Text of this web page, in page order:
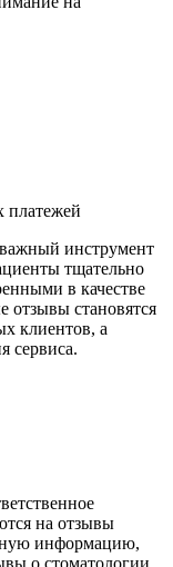
платежей
инструмент
тщательно
в качестве
отзывы становятся
клиентов, а
сервиса.
на отзывы
информацию,
о стоматологии.